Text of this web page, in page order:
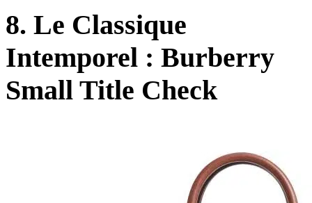
8. Le Classique
Intemporel : Burberry
Small Title Check